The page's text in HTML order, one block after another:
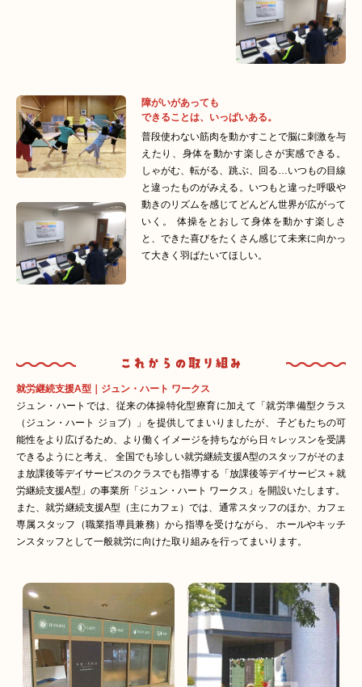
障がいがあっても
できることは、いっぱいある。
普段使わない筋肉を動かすことで脳に刺激を与
えたり、身体を動かす楽しさが実感できる。
しゃがむ、転がる、跳ぶ、回る…いつもの目線
と違ったものがみえる。いつもと違った呼吸や
動きのリズムを感じてどんどん世界が広がって
いく。 体操をとおして身体を動かす楽しさ
と、できた喜びをたくさん感じて未来に向かっ
て大きく羽ばたいてほしい。
就労継続支援A型｜ジュン・ハート ワークス
ジュン・ハートでは、従来の体操特化型療育に加えて「就労準備型クラス
（ジュン・ハート ジョブ）」を提供してまいりましたが、 子どもたちの可
能性をより広げるため、より働くイメージを持ちながら日々レッスンを受講
できるようにと考え、 全国でも珍しい就労継続支援A型のスタッフがそのま
ま放課後等デイサービスのクラスでも指導する「放課後等デイサービス＋就
労継続支援A型」の事業所「ジュン・ハート ワークス」を開設いたします。
また、就労継続支援A型（主にカフェ）では、通常スタッフのほか、カフェ
専属スタッフ（職業指導員兼務）から指導を受けながら、 ホールやキッチ
ンスタッフとして一般就労に向けた取り組みを行ってまいります。